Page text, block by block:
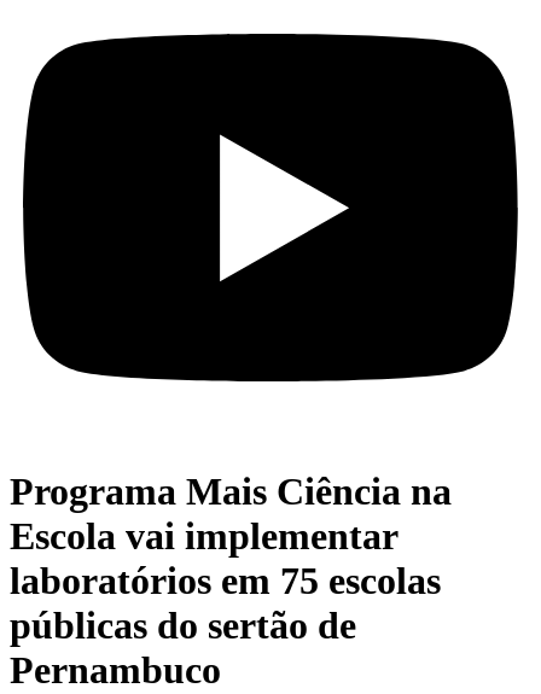
Programa Mais Ciência na
Escola vai implementar
laboratórios em 75 escolas
públicas do sertão de
Pernambuco